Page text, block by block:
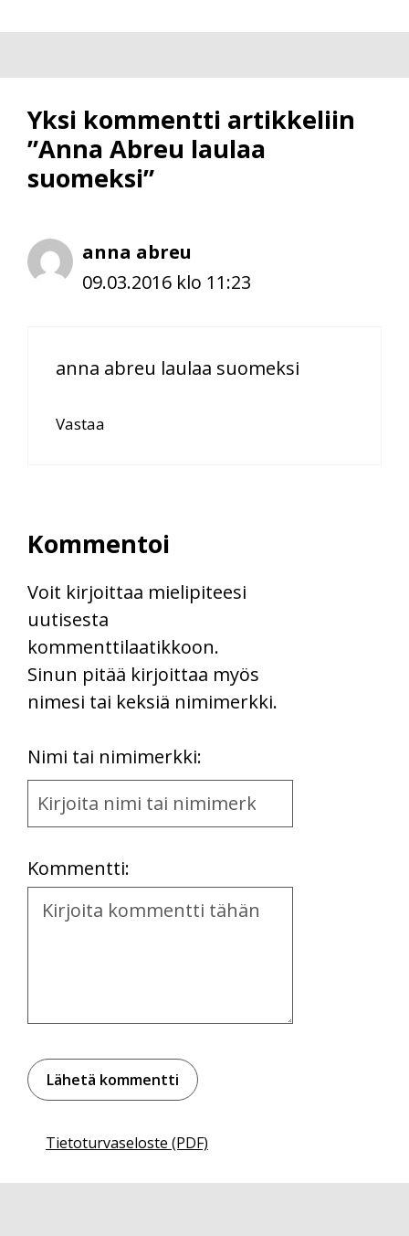
Yksi kommentti artikkeliin
”Anna Abreu laulaa
suomeksi”
anna abreu
09.03.2016 klo 11:23
anna abreu laulaa suomeksi
Vastaa
Kommentoi
Voit kirjoittaa mielipiteesi
uutisesta
kommenttilaatikkoon.
Sinun pitää kirjoittaa myös
nimesi tai keksiä nimimerkki.
Nimi tai nimimerkki:
Name
and
Kommentti:
Kommentti
Tietoturvaseloste (PDF)